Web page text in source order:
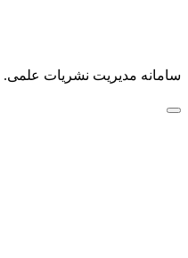
سامانه مدیریت نشریات علمی.